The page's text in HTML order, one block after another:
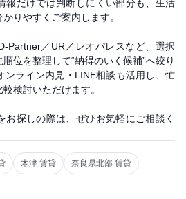
報だけでは判断しにくい部分も、生活
りやすくご案内します。
Partner／UR／レオパレスなど、選択
位を整理して“納得のいく候補”へ絞り
ンライン内見・LINE相談も活用し、忙
検討いただけます。
お探しの際は、ぜひお気軽にご相談く
木津 賃貸 奈良県北部 賃貸